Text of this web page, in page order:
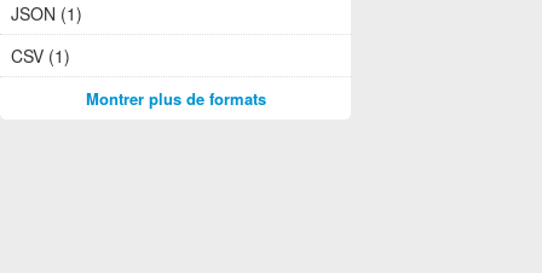
JSON (1)
CSV (1)
Montrer plus de formats